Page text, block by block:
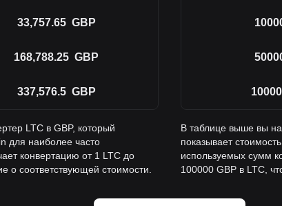
33,757.65 GBP
168,788.25 GBP
337,576.5 GBP
LTC в GBP, который
для наиболее часто
конвертацию от 1 LTC до
о соответствующей стоимости.
В таблице выше вы
показывает
используемых сумм
100000 GBP в LTC,